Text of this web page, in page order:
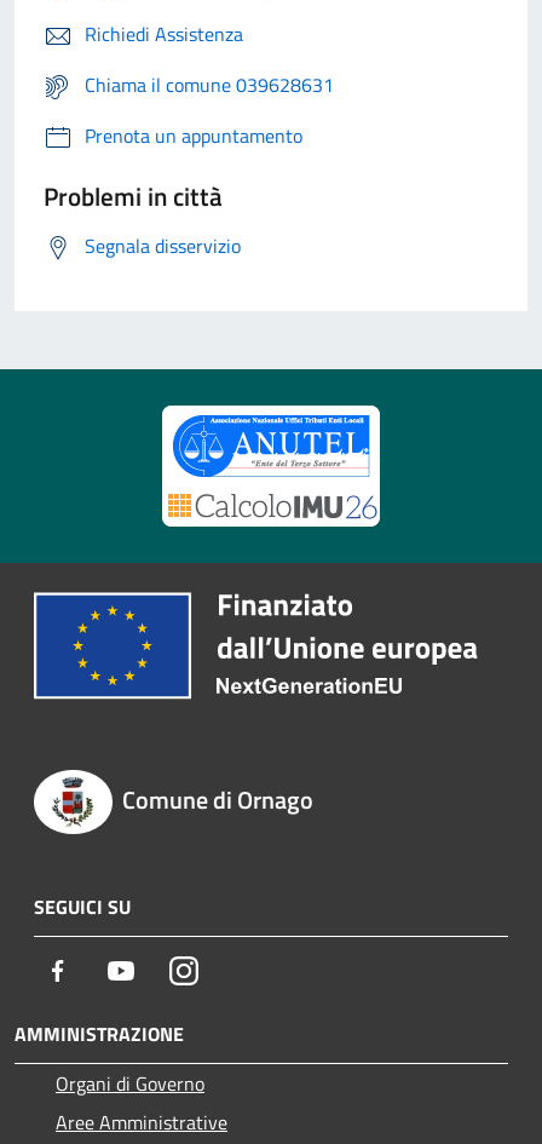
Richiedi Assistenza
Chiama il comune 039628631
Prenota un appuntamento
Problemi in città
Segnala disservizio
Comune di Ornago
SEGUICI SU
Facebook YoutubeInstagram
AMMINISTRAZIONE
Organi di Governo
Aree Amministrative